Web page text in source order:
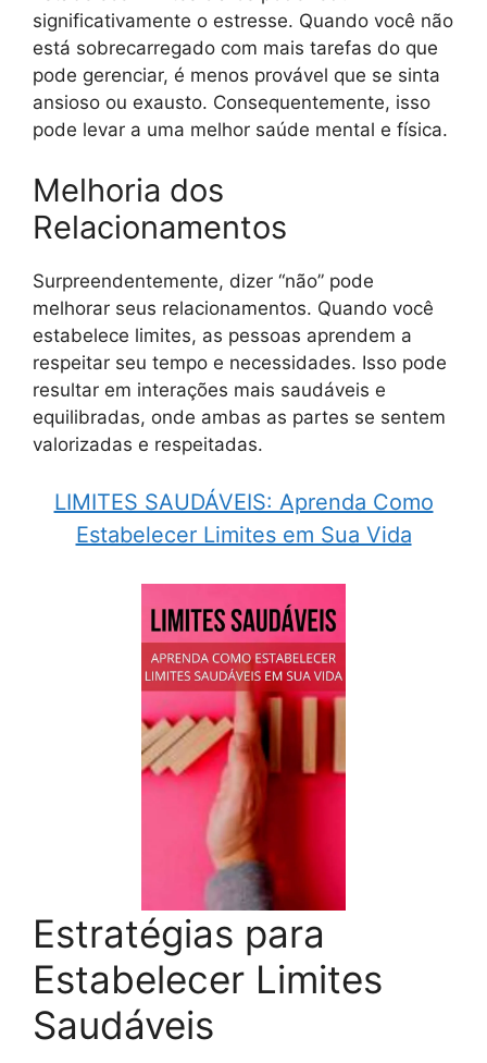
significativamente o estresse. Quando você não
está sobrecarregado com mais tarefas do que
pode gerenciar, é menos provável que se sinta
ansioso ou exausto. Consequentemente, isso
pode levar a uma melhor saúde mental e física.
Melhoria dos
Relacionamentos
Surpreendentemente, dizer “não” pode
melhorar seus relacionamentos. Quando você
estabelece limites, as pessoas aprendem a
respeitar seu tempo e necessidades. Isso pode
resultar em interações mais saudáveis e
equilibradas, onde ambas as partes se sentem
valorizadas e respeitadas.
LIMITES SAUDÁVEIS: Aprenda Como
Estabelecer Limites em Sua Vida
Estratégias para
Estabelecer Limites
Saudáveis